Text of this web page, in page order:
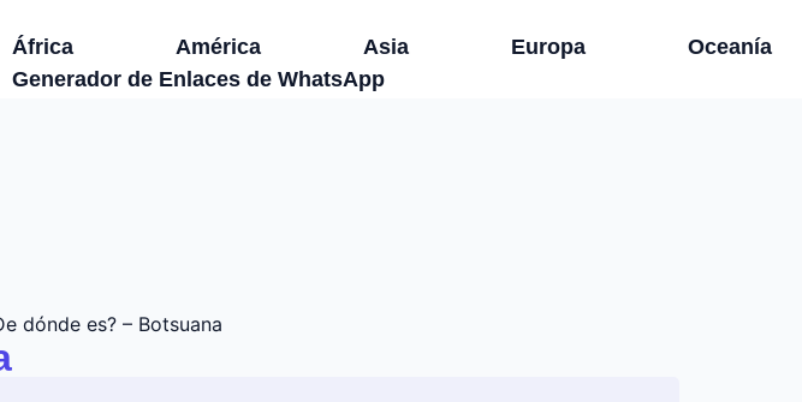
África América Asia Europa
Oceanía
Generador de Enlaces de WhatsApp
dónde es? – Botsuana